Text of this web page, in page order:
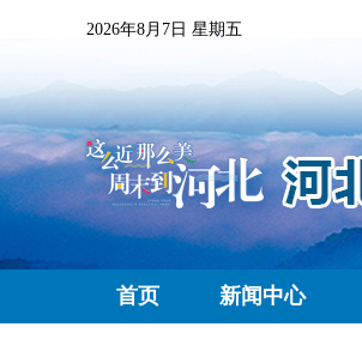
2026年8月7日 星期五
首页 新闻中心